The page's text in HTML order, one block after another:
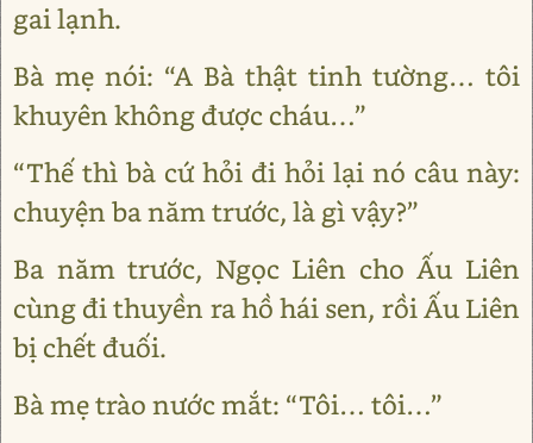
gai lạnh.
Bà mẹ nói: “A Bà thật tinh tường… tôi
khuyên không được cháu…”
“Thế thì bà cứ hỏi đi hỏi lại nó câu này:
chuyện ba năm trước, là gì vậy?”
Ba năm trước, Ngọc Liên cho Ấu Liên
cùng đi thuyền ra hồ hái sen, rồi Ấu Liên
bị chết đuối.
Bà mẹ trào nước mắt: “Tôi… tôi…”